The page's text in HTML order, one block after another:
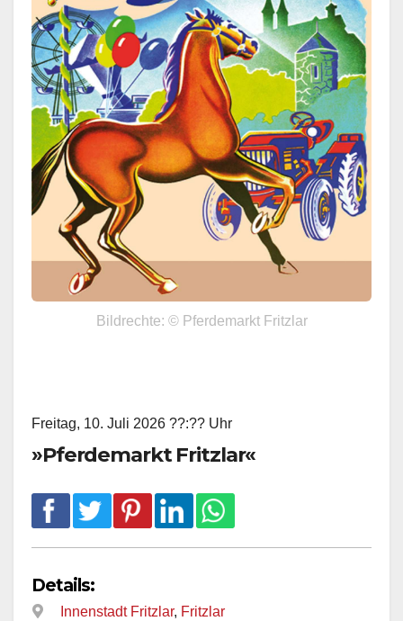
Bildrechte: © Pferdemarkt Fritzlar
Freitag, 10. Juli 2026 ??:?? Uhr
»Pferdemarkt Fritzlar«
Details:
Innenstadt Fritzlar, Fritzlar